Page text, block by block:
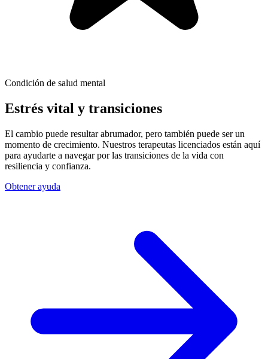
Condición de salud mental
Estrés vital y transiciones
El cambio puede resultar abrumador, pero también puede ser un
momento de crecimiento. Nuestros terapeutas licenciados están aquí
para ayudarte a navegar por las transiciones de la vida con
resiliencia y confianza.
Obtener ayuda